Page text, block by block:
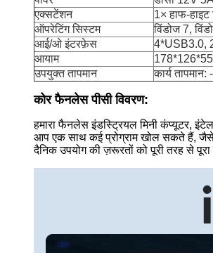
एक्सटेंशन
1× हाफ-हाइट
ऑपरेटिंग सिस्टम
विंडोज 7,
आई/ओ इंटरफ़ेस
4*USB3.0,
आयाम
उपयुक्त तापमान
कार्य
कोर फैनलेस पीसी विवरण:
हमारा फैनलेस इंडस्ट्रियल मिनी कंप्यूटर,
आप एक साथ कई प्रोग्राम खोल सकते हैं, जैसे
दैनिक उपयोग की ज़रूरतों को पूरी तरह से पूरा